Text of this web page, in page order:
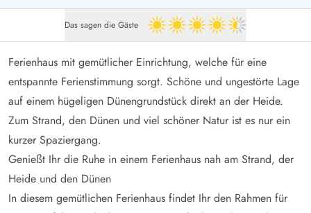
Das sagen die Gäste 4.5 von 5
Ferienhaus mit gemütlicher Einrichtung, welche für eine
entspannte Ferienstimmung sorgt. Schöne und ungestörte Lage
auf einem hügeligen Dünengrundstück direkt an der Heide.
Zum Strand, den Dünen und viel schöner Natur ist es nur ein
kurzer Spaziergang.
Genießt Ihr die Ruhe in einem Ferienhaus nah am Strand, der
Heide und den Dünen
In diesem gemütlichen Ferienhaus findet Ihr den Rahmen für